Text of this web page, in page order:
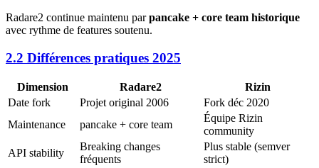
Radare2 continue maintenu parpancake + core team historique
avec rythme de features soutenu.
2.2 Différences pratiques 2025
Dimension Radare2
Rizin
Date fork
Projet original 2006
Fork déc 2020
Maintenance
pancake + core team
Équipe Rizin
community
API stability
Breaking changes
fréquents
Plus stable (semver
strict)